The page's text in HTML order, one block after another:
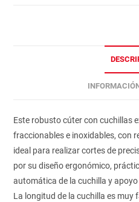
Este robusto cúter con cuchillas
fraccionables e inoxidables, con
ideal para realizar cortes de
por su diseño ergonómico,
automática de la cuchilla y
La longitud de la cuchilla es muy